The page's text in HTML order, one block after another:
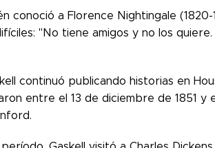
conoció a Florence Nightingale
"No tiene amigos y no los
continuó publicando historias en
entre el 13 de diciembre de 1851 y